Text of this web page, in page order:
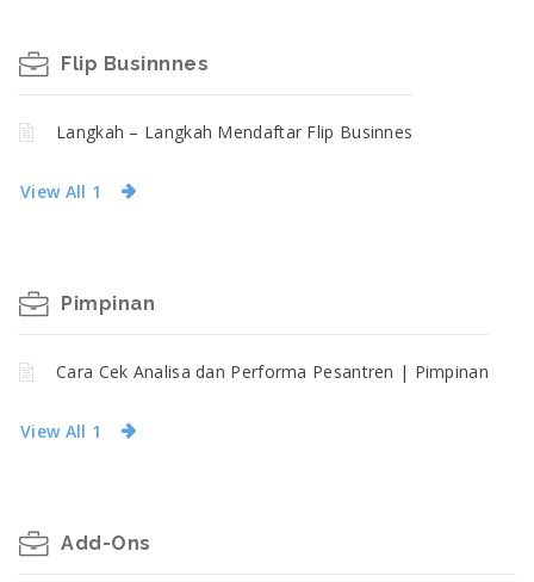
Flip Businnnes
Langkah – Langkah Mendaftar Flip Businnes
View All 1
Pimpinan
Cara Cek Analisa dan Performa Pesantren | Pimpinan
View All 1
Add-Ons